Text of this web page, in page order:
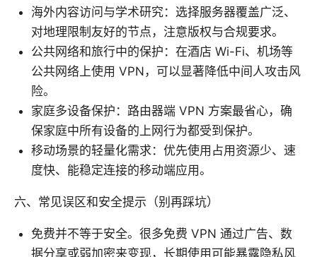
海外内容访问与学术研究：选择服务器覆盖广泛、
对地理限制友好的节点，注意版权与合规要求。
公共网络和旅行中的保护：在酒店 Wi-Fi、机场等
公共网络上使用 VPN，可以显著降低中间人攻击风
险。
家庭多设备保护：路由器端 VPN 方案最省心，确
保家庭中所有设备的上网行为都受到保护。
移动场景的轻量化需求：优先使用占用资源少、速
度快、能稳定连接的移动端应用。
六、常见误区和安全提示（别再踩坑）
免费并不等于安全。很多免费 VPN 通过广告、数
据分享或弱加密来变现，长期使用可能暴露隐私风